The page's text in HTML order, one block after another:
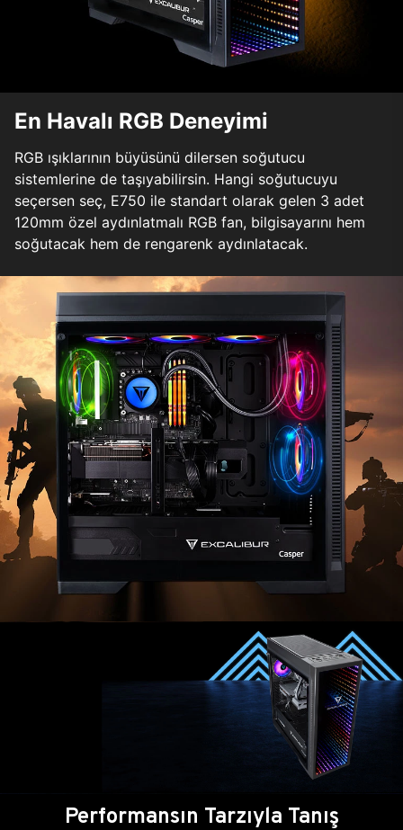
En Havalı RGB Deneyimi
RGB ışıklarının büyüsünü dilersen soğutucu
sistemlerine de taşıyabilirsin. Hangi soğutucuyu
seçersen seç, E750 ile standart olarak gelen 3 adet
120mm özel aydınlatmalı RGB fan, bilgisayarını hem
soğutacak hem de rengarenk aydınlatacak.
Performansın Tarzıyla Tanış